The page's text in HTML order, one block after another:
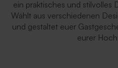
ein praktisches und stilvolles
Wählt aus verschiedenen
und gestaltet euer
eurer